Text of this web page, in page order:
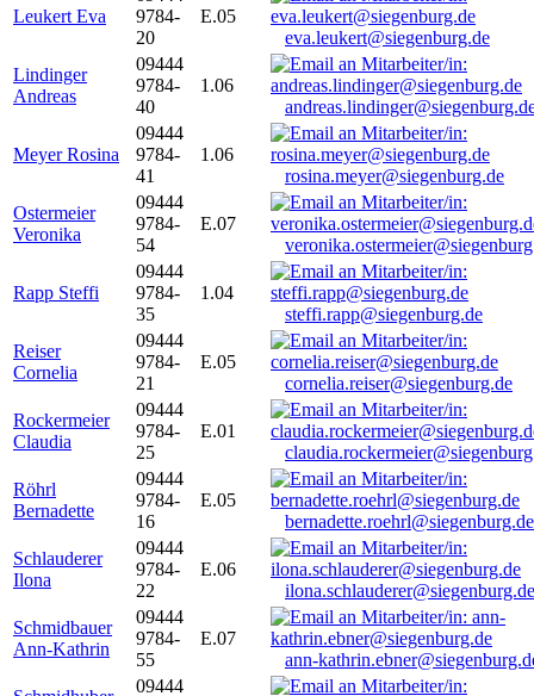
Leukert Eva
9784-
20
E.05
eva.leukert@siegenburg.de
Lindinger
Andreas
09444
9784-
40
1.06
Meyer Rosina
09444
9784-
41
1.06
rosina.meyer@siegenburg.de
Ostermeier
Veronika
09444
9784-
54
E.07
Rapp Steffi
09444
9784-
35
1.04
steffi.rapp@siegenburg.de
Reiser
Cornelia
09444
9784-
21
E.05
cornelia.reiser@siegenburg.de
Rockermeier
Claudia
09444
9784-
25
E.01
Röhrl
Bernadette
09444
9784-
16
E.05
bernadette.roehrl@siegenburg.de
Schlauderer
Ilona
09444
9784-
22
E.06
ilona.schlauderer@siegenburg.de
Schmidbauer
Ann-Kathrin
09444
9784-
55
E.07
ann-
09444